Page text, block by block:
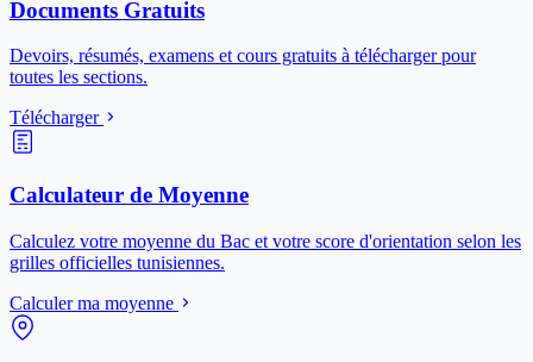
Documents Gratuits
Devoirs, résumés, examens et cours gratuits à télécharger pour
toutes les sections.
Télécharger
Calculateur de Moyenne
Calculez votre moyenne du Bac et votre score d'orientation selon les
grilles officielles tunisiennes.
Calculer ma moyenne